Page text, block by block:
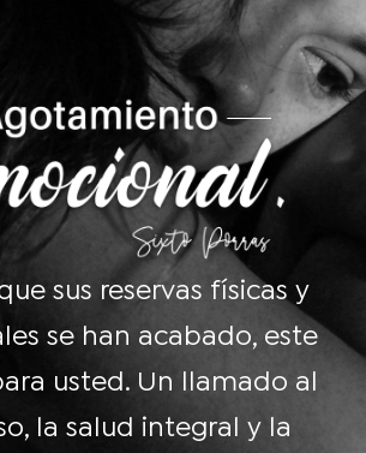
sus reservas físicas y
se han acabado, este
usted. Un llamado al
la salud integral y la